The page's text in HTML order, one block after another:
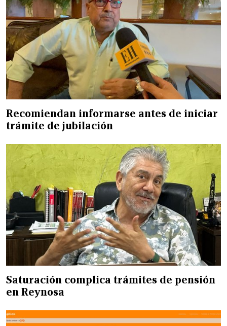
Recomiendan informarse antes de iniciar
trámite de jubilación
Saturación complica trámites de pensión
en Reynosa